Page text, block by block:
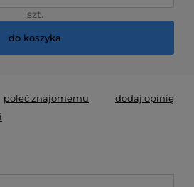
szt.
do koszyka
poleć znajomemu
dodaj opinię